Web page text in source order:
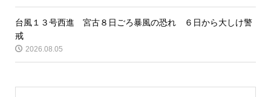
台風１３号西進 宮古８日ごろ暴風の恐れ ６日から大しけ警
戒
2026.08.05